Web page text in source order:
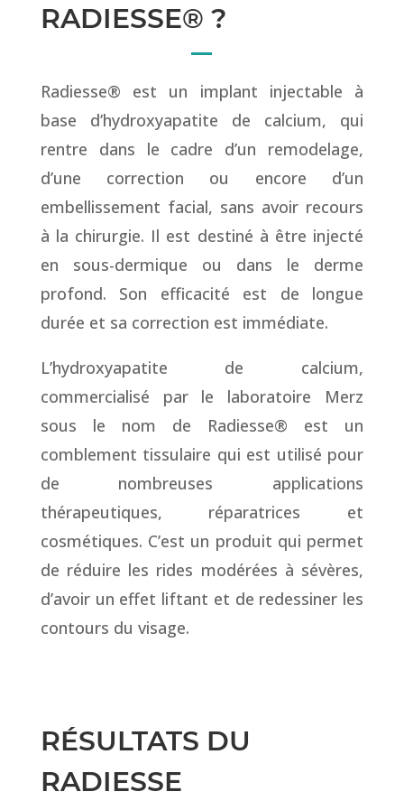
RADIESSE® ?
Radiesse® est un implant injectable à
base d’hydroxyapatite de calcium, qui
rentre dans le cadre d’un remodelage,
d’une correction ou encore d’un
embellissement facial, sans avoir recours
à la chirurgie. Il est destiné à être injecté
en sous-dermique ou dans le derme
profond. Son efficacité est de longue
durée et sa correction est immédiate.
L’hydroxyapatite de calcium,
commercialisé par le laboratoire Merz
sous le nom de Radiesse® est un
comblement tissulaire qui est utilisé pour
de nombreuses applications
thérapeutiques, réparatrices et
cosmétiques. C’est un produit qui permet
de réduire les rides modérées à sévères,
d’avoir un effet liftant et de redessiner les
contours du visage.
RÉSULTATS DU
RADIESSE